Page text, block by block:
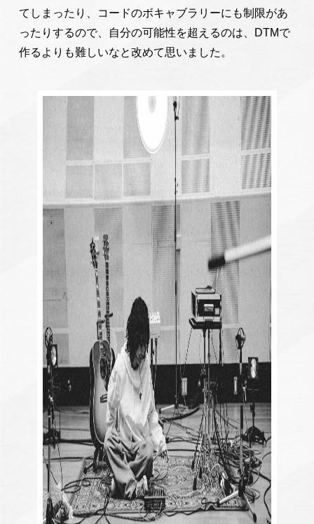
てしまったり、コードのボキャブラリーにも制限があ
ったりするので、自分の可能性を超えるのは、DTMで
作るよりも難しいなと改めて思いました。